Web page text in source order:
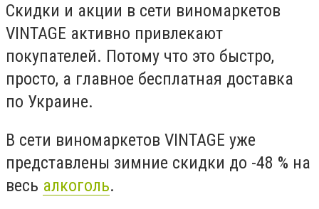
Скидки и акции в сети виномаркетов
VINTAGE активно привлекают
покупателей. Потому что это быстро,
просто, а главное бесплатная доставка
по Украине.
В сети виномаркетов VINTAGE уже
представлены зимние скидки до -48 % на
весь алкоголь.